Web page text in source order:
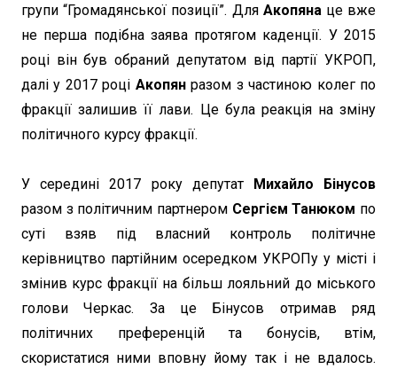
групи “Громадянської позиції”. Для Акопяна це вже
не перша подібна заява протягом каденції. У 2015
році він був обраний депутатом від партії УКРОП,
далі у 2017 році Акопянразом з частиною колег по
фракції залишив її лави. Це була реакція на зміну
політичного курсу фракції.
У середині 2017 року депутат
Михайло Бінусов
разом з політичним партнером Сергієм Танюком по
суті взяв під власний контроль політичне
керівництво партійним осередком УКРОПу у місті і
змінив курс фракції на більш лояльний до міського
голови Черкас. За це Бінусов отримав ряд
політичних преференцій та бонусів, втім,
скористатися ними вповну йому так і не вдалось.